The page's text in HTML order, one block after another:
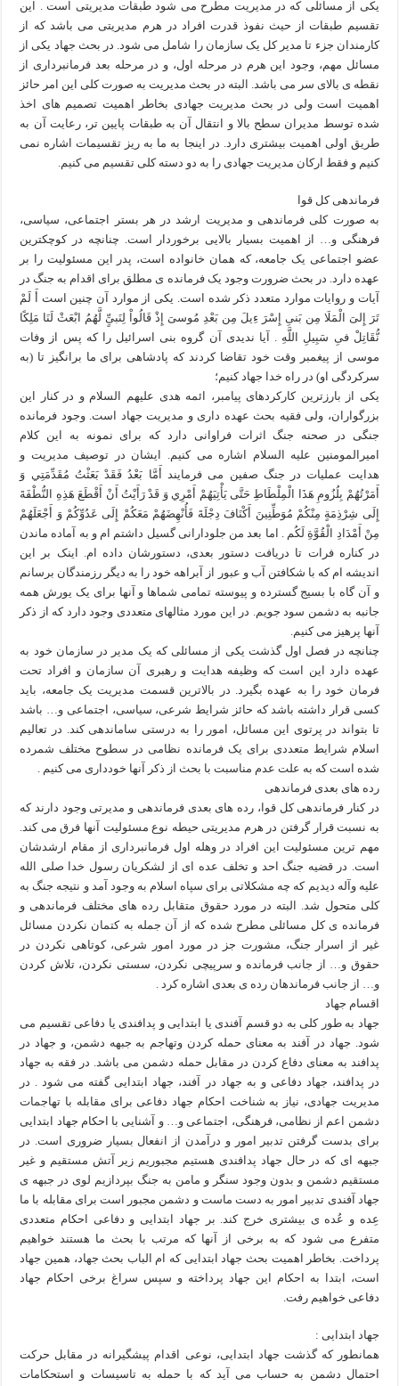
یکی از مسائلی که در مدیریت مطرح می شود طبقات مدیریتی است . این
تقسیم طبقات از حیث نفوذ قدرت افراد در هرم مدیریتی می باشد که از
کارمندان جزء تا مدیر کل یک سازمان را شامل می شود. در بحث جهاد یکی از
مسائل مهم، وجود این هرم در مرحله اول، و در مرحله بعد فرمانبرداری از
نقطه ی بالای سر می باشد. البته در بحث مدیریت به صورت کلی این امر حائز
اهمیت است ولی در بحث مدیریت جهادی بخاطر اهمیت تصمیم های اخذ
شده توسط مدیران سطح بالا و انتقال آن به طبقات پایین تر، رعایت آن به
طریق اولی اهمیت بیشتری دارد. در اینجا به ما به ریز تقسیمات اشاره نمی
کنیم و فقط ارکان مدیریت جهادی را به دو دسته کلی تقسیم می کنیم.
فرماندهی کل قوا
به صورت کلی فرماندهی و مدیریت ارشد در هر بستر اجتماعی، سیاسی،
فرهنگی و… از اهمیت بسیار بالایی برخوردار است. چنانچه در کوچکترین
عضو اجتماعی یک جامعه، که همان خانواده است، پدر این مسئولیت را بر
عهده دارد. در بحث ضرورت وجود یک فرمانده ی مطلق برای اقدام به جنگ در
آیات و روایات موارد متعدد ذکر شده است. یکی از موارد آن چنین است أَ لَمْ
تَرَ إِلىَ الْمَلَا مِن بَنىِ إِسْرَ ءِيلَ مِن بَعْدِ مُوسىَ إِذْ قَالُواْ لِنَبىِ‏ٍّ لَّهُمُ ابْعَثْ لَنَا مَلِكًا
نُّقَاتِلْ فىِ سَبِيلِ اللَّهِ . آيا نديدى آن گروه بنى اسرائيل را كه پس از وفات
موسى از پيغمبر وقت خود تقاضا كردند كه پادشاهى براى ما برانگيز تا (به
سركردگى او) در راه خدا جهاد كنيم؛
یکی از بارزترین کارکردهای پیامبر، ائمه هدی علیهم السلام و در کنار این
بزرگواران، ولی فقیه بحث عهده داری و مدیریت جهاد است. وجود فرمانده
جنگی در صحنه جنگ اثرات فراوانی دارد که برای نمونه به این کلام
امیرالمومنین علیه السلام اشاره می کنیم. ایشان در توصیف مدیریت و
هدایت عملیات در جنگ صفین می فرمایند أَمَّا بَعْدُ فَقَدْ بَعَثْتُ مُقَدِّمَتِي وَ
أَمَرْتُهُمْ بِلُزُومِ هَذَا الْمِلْطَاطِ حَتَّى يَأْتِيَهُمْ أَمْرِي وَ قَدْ رَأَيْتُ أَنْ أَقْطَعَ هَذِهِ النُّطْفَةَ
إِلَى شِرْذِمَةٍ مِنْكُمْ مُوَطِّنِينَ أَكْنَافَ دِجْلَةَ فَأُنْهِضَهُمْ مَعَكُمْ إِلَى عَدُوِّكُمْ وَ أَجْعَلَهُمْ
مِنْ أَمْدَادِ الْقُوَّةِ لَكُم . اما بعد من جلودارانی گسیل داشتم ام و به آماده ماندن
در کناره فرات تا دریافت دستور بعدی، دستورشان داده ام. اینک بر این
اندیشه ام که با شکافتن آب و عبور از آبراهه خود را به دیگر رزمندگان برسانم
و آن گاه با بسیج گسترده و پیوسته تمامی شماها و آنها برای یک یورش همه
جانبه به دشمن سود جویم. در این مورد مثالهای متعددی وجود دارد که از ذکر
آنها پرهیز می کنیم.
چنانچه در فصل اول گذشت یکی از مسائلی که یک مدیر در سازمان خود به
عهده دارد این است که وظیفه هدایت و رهبری آن سازمان و افراد تحت
فرمان خود را به عهده بگیرد. در بالاترین قسمت مدیریت یک جامعه، باید
کسی قرار داشته باشد که حائز شرایط شرعی، سیاسی، اجتماعی و… باشد
تا بتواند در پرتوی این مسائل، امور را به درستی ساماندهی کند. در تعالیم
اسلام شرایط متعددی برای یک فرمانده نظامی در سطوح مختلف شمرده
شده است که به علت عدم مناسبت با بحث از ذکر آنها خودداری می کنیم .
رده های بعدی فرماندهی
در کنار فرماندهی کل قوا، رده های بعدی فرماندهی و مدیرتی وجود دارند که
به نسبت قرار گرفتن در هرم مدیریتی حیطه نوع مسئولیت آنها فرق می کند.
مهم ترین مسئولیت این افراد در وهله اول فرمانبرداری از مقام ارشدشان
است. در قضیه جنگ احد و تخلف عده ای از لشکریان رسول خدا صلی الله
علیه وآله دیدیم که چه مشکلاتی برای سپاه اسلام به وجود آمد و نتیجه جنگ به
کلی متحول شد. البته در مورد حقوق متقابل رده های مختلف فرماندهی و
فرمانده ی کل مسائلی مطرح شده که از آن جمله به کتمان نکردن مسائل
غیر از اسرار جنگ، مشورت جز در مورد امور شرعی، کوتاهی نکردن در
حقوق و… از جانب فرمانده و سرپیچی نکردن، سستی نکردن، تلاش کردن
و… از جانب فرماندهان رده ی بعدی اشاره کرد .
اقسام جهاد
جهاد به طور کلی به دو قسم آفندی یا ابتدایی و پدافندی یا دفاعی تقسیم می
شود. جهاد در آفند به معنای حمله کردن وتهاجم به جبهه دشمن، و جهاد در
پدافند به معنای دفاع کردن در مقابل حمله دشمن می باشد. در فقه به جهاد
در پدافند، جهاد دفاعی و به جهاد در آفند، جهاد ابتدایی گفته می شود . در
مدیریت جهادی، نیاز به شناخت احکام جهاد دفاعی برای مقابله با تهاجمات
دشمن اعم از نظامی، فرهنگی، اجتماعی و… و آشنایی با احکام جهاد ابتدایی
برای بدست گرفتن تدبیر امور و درآمدن از انفعال بسیار ضروری است. در
جبهه ای که در حال جهاد پدافندی هستیم مجبوریم زیر آتش مستقیم و غیر
مستقیم دشمن و بدون وجود سنگر و مامن به جنگ بپردازیم لوی در جبهه ی
جهاد آفندی تدبیر امور به دست ماست و دشمن مجبور است برای مقابله با ما
عِده و عُده ی بیشتری خرج کند. بر جهاد ابتدایی و دفاعی احکام متعددی
متفرع می شود که به برخی از آنها که مرتب با بحث ما هستند خواهیم
پرداخت. بخاطر اهمیت بحث جهاد ابتدایی که ام الباب بحث جهاد، همین جهاد
است، ابتدا به احکام این جهاد پرداخته و سپس سراغ برخی احکام جهاد
دفاعی خواهیم رفت.
جهاد ابتدایی :
همانطور که گذشت جهاد ابتدایی، نوعی اقدام پیشگیرانه در مقابل حرکت
احتمال دشمن به حساب می آید که با حمله به تاسیسات و استحکامات